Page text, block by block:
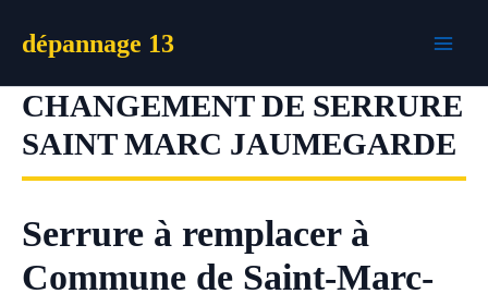
dépannage 13
CHANGEMENT DE SERRURE
SAINT MARC JAUMEGARDE
Serrure à remplacer à
Commune de Saint-Marc-